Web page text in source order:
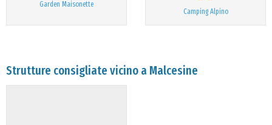
Garden Maisonette
Camping Alpino
Strutture consigliate vicino a Malcesine